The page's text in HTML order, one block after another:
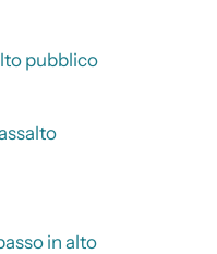
pubblico
in alto